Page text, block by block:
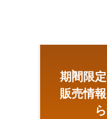
期間限
販売情
ら